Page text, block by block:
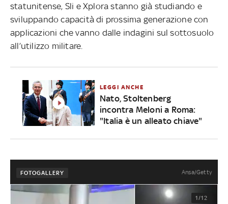
statunitense, Sli e Xplora stanno già studiando e
sviluppando capacità di prossima generazione con
applicazioni che vanno dalle indagini sul sottosuolo
all’utilizzo militare.
LEGGI ANCHE
Nato, Stoltenberg
incontra Meloni a Roma:
"Italia è un alleato chiave"
FOTOGALLERY Ansa/Getty
1/12